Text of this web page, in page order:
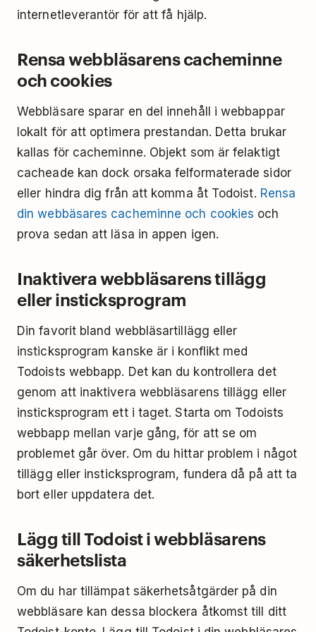
internetleverantör för att få hjälp.
Rensa webbläsarens cacheminne
och cookies
Webbläsare sparar en del innehåll i webbappar
lokalt för att optimera prestandan. Detta brukar
kallas för cacheminne. Objekt som är felaktigt
cacheade kan dock orsaka felformaterade sidor
eller hindra dig från att komma åt Todoist. Rensa
din webbäsares cacheminne och cookies och
prova sedan att läsa in appen igen.
Inaktivera webbläsarens tillägg
eller insticksprogram
Din favorit bland webbläsartillägg eller
insticksprogram kanske är i konflikt med
Todoists webbapp. Det kan du kontrollera det
genom att inaktivera webbläsarens tillägg eller
insticksprogram ett i taget. Starta om Todoists
webbapp mellan varje gång, för att se om
problemet går över. Om du hittar problem i något
tillägg eller insticksprogram, fundera då på att ta
bort eller uppdatera det.
Lägg till Todoist i webbläsarens
säkerhetslista
Om du har tillämpat säkerhetsåtgärder på din
webbläsare kan dessa blockera åtkomst till ditt